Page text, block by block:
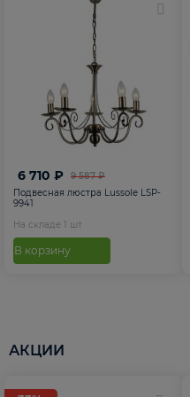
9 587 ₽
6 710 ₽
Подвесная люстра Lussole LSP-
9941
На складе 1 шт
В корзину
АКЦИИ